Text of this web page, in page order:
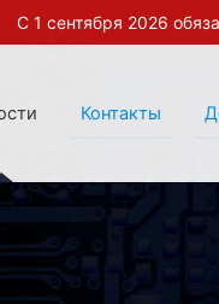
С 1 сентября 2026
Контакты